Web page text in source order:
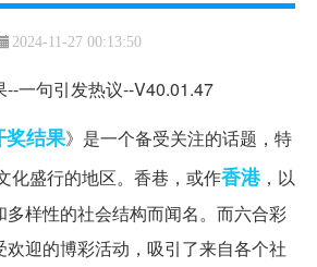
2024-11-27 00:13:50
奖结果》是一个备受关注的话题，特
化盛行的地区。香巷，或作香港，以
样性的社会结构而闻名。而六合彩
迎的博彩活动，吸引了来自各个社